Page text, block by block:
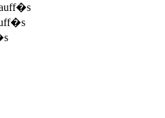
�s
�s